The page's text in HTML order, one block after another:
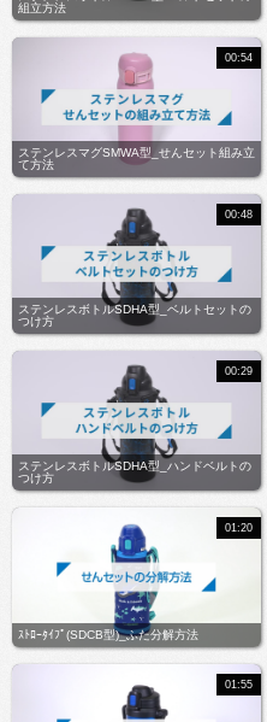
組立方法
ステンレスマグSMWA型_せんセット組み立
て方法
00:54
ステンレスボトルSDHA型_ベルトセットの
つけ方
00:48
ステンレスボトルSDHA型_ハンドベルトの
つけ方
00:29
ｽﾄﾛｰﾀｲﾌﾟ(SDCB型)_ふた分解方法
01:20
01:55